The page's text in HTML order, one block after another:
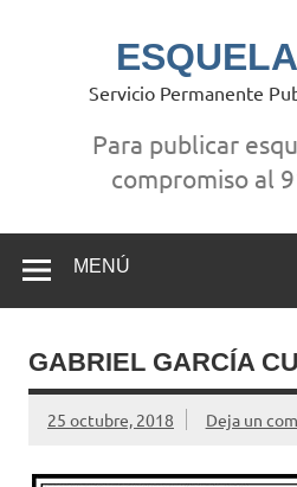
Servicio Permanente
Para publicar
compromiso al
MENÚ
GABRIEL GARCÍA
25 octubre, 2018 Deja un